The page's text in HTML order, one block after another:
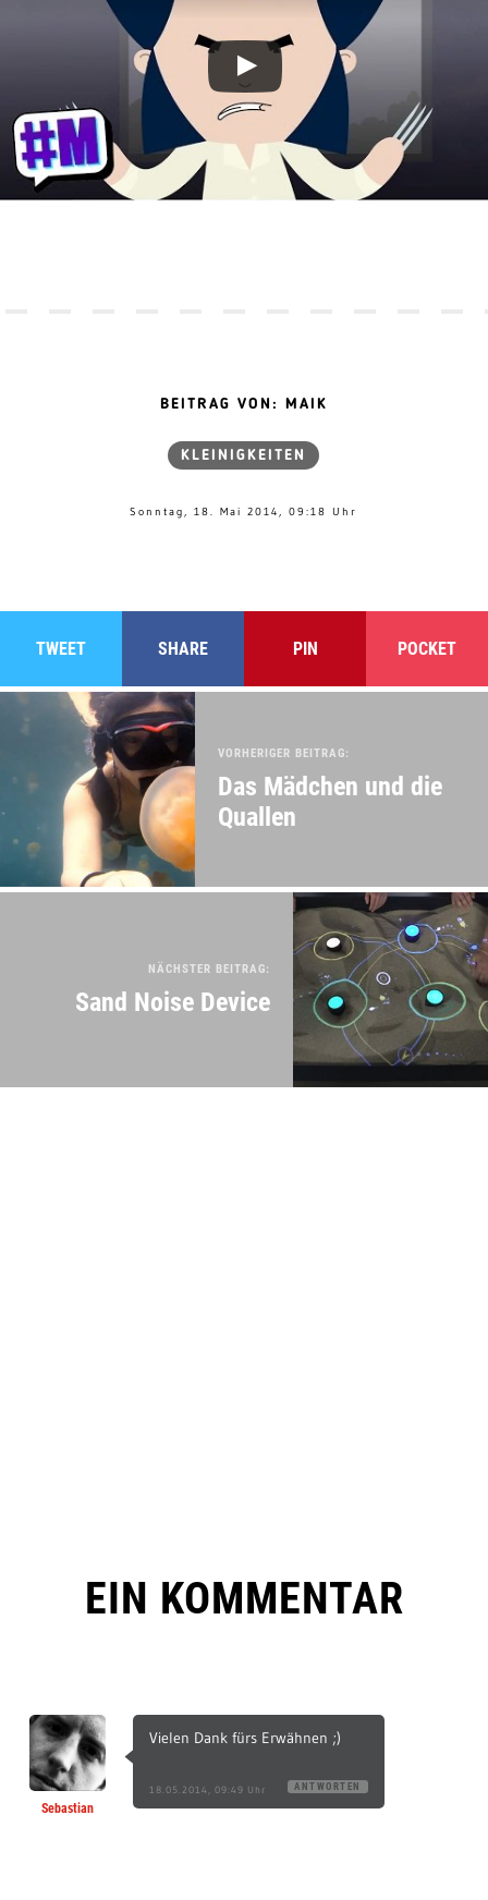
BEITRAG VON: MAIK
KLEINIGKEITEN
Sonntag, 18. Mai 2014, 09:18 Uhr
TWEET SHARE PIN POCKET
VORHERIGER BEITRAG:
Das Mädchen und die
Quallen
NÄCHSTER BEITRAG:
Sand Noise Device
EIN KOMMENTAR
Sebastian
Vielen Dank fürs Erwähnen ;)
18.05.2014, 09:49 Uhr ANTWORTEN